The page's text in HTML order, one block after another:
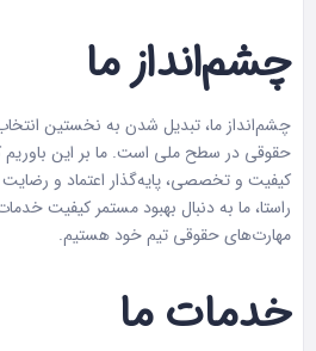
چشم‌انداز ما
چشم‌انداز ما، تبدیل شدن به نخستین
حقوقی در سطح ملی است. ما بر این باوریم
کیفیت و تخصصی، پایه‌گذار اعتماد و
راستا، ما به دنبال بهبود مستمر کیفیت
مهارت‌های حقوقی تیم خود هستیم.
خدمات ما